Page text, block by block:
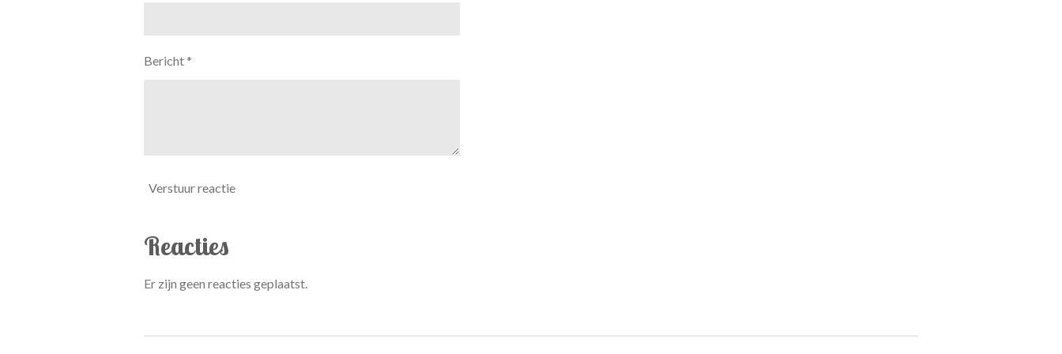
Bericht *
Verstuur reactie
Reacties
Er zijn geen reacties geplaatst.